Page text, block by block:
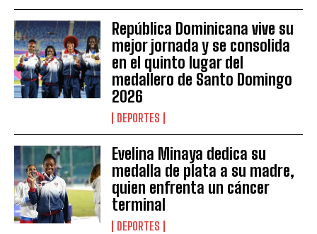
República Dominicana vive su
mejor jornada y se consolida
en el quinto lugar del
medallero de Santo Domingo
2026
DEPORTES
Evelina Minaya dedica su
medalla de plata a su madre,
quien enfrenta un cáncer
terminal
DEPORTES